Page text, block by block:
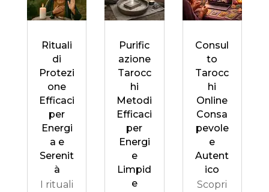
Rituali
di
Protezi
one
Efficaci
per
Energi
a e
Serenit
à
I rituali
Purific
azione
Tarocc
hi
Metodi
Efficaci
per
Energi
e
Limpid
e
Consul
to
Tarocc
hi
Online
Consa
pevole
e
Autent
ico
Scopri